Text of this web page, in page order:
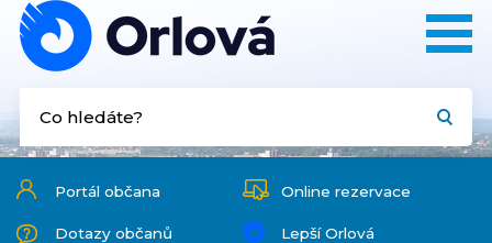
Portál občana Online rezervace
Dotazy občanů Lepší Orlová